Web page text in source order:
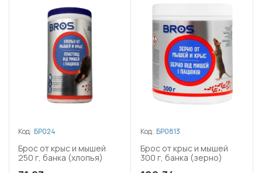
Код: БР024
Брос от крыс и мышей
250 г, банка (хлопья)
Код: БР0813
Брос от крыс и мышей
300 г, банка (зерно)